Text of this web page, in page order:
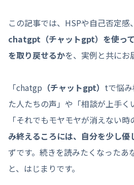
この記事では、HSPや自己否定感
chatgpt（チャットgpt）を使っ
を取り戻せるかを、実例と共にお
「chatgp （チャットgpt） tで悩
た人たちの声」や「相談が上手く
「それでもモヤモヤが消えない
み終えるころには、自分を少し優
ずです。続きを読みたくなったあ
と、はじまりです。